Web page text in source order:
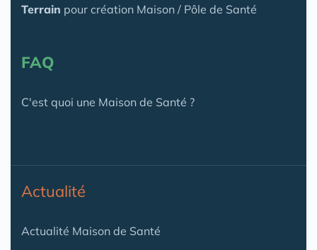
Terrain pour création Maison / Pôle de Santé
FAQ
C'est quoi une Maison de Santé ?
Actualité
Actualité Maison de Santé